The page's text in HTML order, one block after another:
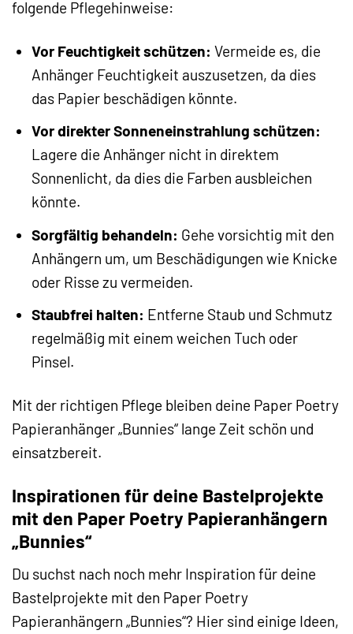
folgende Pflegehinweise:
Vor Feuchtigkeit schützen: Vermeide es, die
Anhänger Feuchtigkeit auszusetzen, da dies
das Papier beschädigen könnte.
Vor direkter Sonneneinstrahlung schützen:
Lagere die Anhänger nicht in direktem
Sonnenlicht, da dies die Farben ausbleichen
könnte.
Sorgfältig behandeln: Gehe vorsichtig mit den
Anhängern um, um Beschädigungen wie Knicke
oder Risse zu vermeiden.
Staubfrei halten: Entferne Staub und Schmutz
regelmäßig mit einem weichen Tuch oder
Pinsel.
Mit der richtigen Pflege bleiben deine Paper Poetry
Papieranhänger „Bunnies“ lange Zeit schön und
einsatzbereit.
Inspirationen für deine Bastelprojekte
mit den Paper Poetry Papieranhängern
„Bunnies“
Du suchst nach noch mehr Inspiration für deine
Bastelprojekte mit den Paper Poetry
Papieranhängern „Bunnies“? Hier sind einige Ideen,